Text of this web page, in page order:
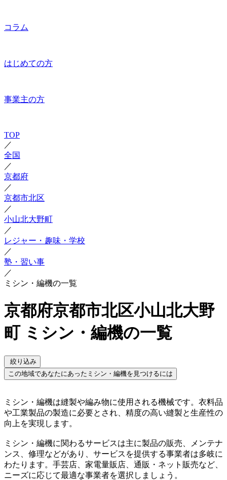
コラム
はじめての方
事業主の方
TOP
／
全国
／
京都府
／
京都市北区
／
小山北大野町
／
レジャー・趣味・学校
／
塾・習い事
／
ミシン・編機の一覧
京都府京都市北区小山北大野
町 ミシン・編機の一覧
絞り込み
この地域であなたにあったミシン・編機を見つけるには
ミシン・編機は縫製や編み物に使用される機械です。衣料品
や工業製品の製造に必要とされ、精度の高い縫製と生産性の
向上を実現します。
ミシン・編機に関わるサービスは主に製品の販売、メンテナ
ンス、修理などがあり、サービスを提供する事業者は多岐に
わたります。手芸店、家電量販店、通販・ネット販売など、
ニーズに応じて最適な事業者を選択しましょう。